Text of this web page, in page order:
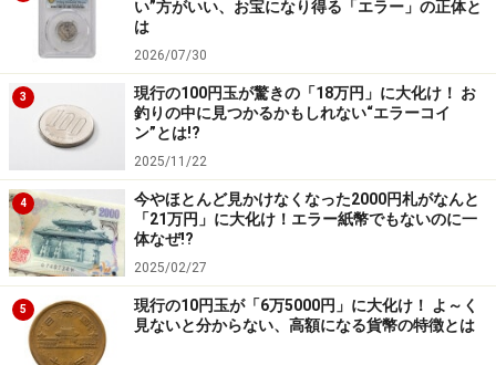
い”方がいい、お宝になり得る「エラー」の正体と
は
2026/07/30
3
現行の100円玉が驚きの「18万円」に大化け！ お
釣りの中に見つかるかもしれない“エラーコイ
ン”とは!?
2025/11/22
4
今やほとんど見かけなくなった2000円札がなんと
「21万円」に大化け！エラー紙幣でもないのに一
体なぜ!?
2025/02/27
5
現行の10円玉が「6万5000円」に大化け！ よ～く
見ないと分からない、高額になる貨幣の特徴とは